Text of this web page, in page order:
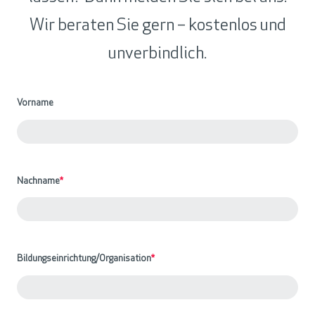
Wir beraten Sie gern – kostenlos und
unverbindlich.
Vorname
Nachname*
Bildungseinrichtung/Organisation*